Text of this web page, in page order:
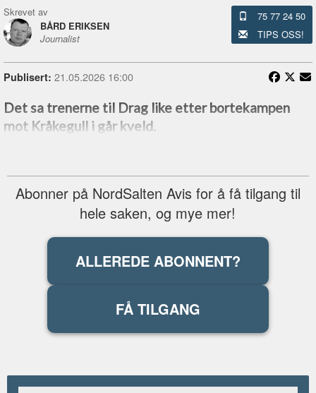
Skrevet av
BÅRD ERIKSEN
Journalist
75 77 24 50
TIPS OSS!
Publisert: 21.05.2026 16:00
Det sa trenerne til Drag like etter bortekampen
mot Kråkegull i går kveld.
Abonner på NordSalten Avis for å få tilgang til
hele saken, og mye mer!
ALLEREDE ABONNENT?
FÅ TILGANG